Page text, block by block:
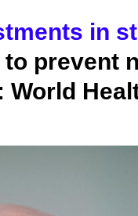
in
prevent